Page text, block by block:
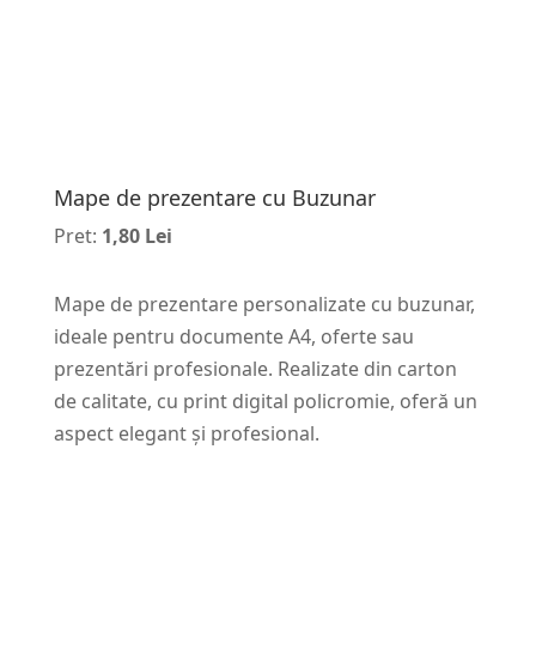
Mape de prezentare cu Buzunar
Pret: 1,80 Lei
Mape de prezentare personalizate cu buzunar,
ideale pentru documente A4, oferte sau
prezentări profesionale. Realizate din carton
de calitate, cu print digital policromie, oferă un
aspect elegant și profesional.